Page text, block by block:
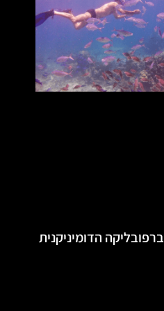
הדומיניקנית